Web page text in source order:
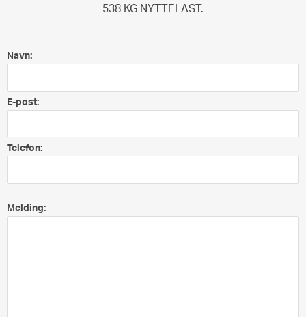
538 KG NYTTELAST.
Navn:
E-post:
Telefon:
Melding: